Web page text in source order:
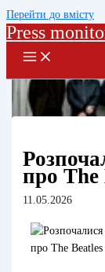
Перейти до вмісту
Press
про The
11.05.2026